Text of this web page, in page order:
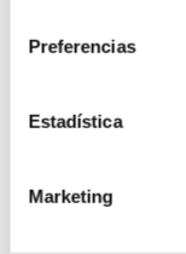
Preferencias
Estadística
Marketing